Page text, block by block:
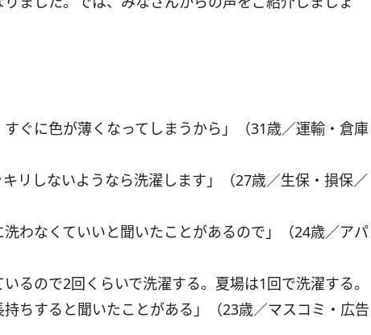
すぐに色が薄くなってしまうから」（31歳／運輸・倉庫
キリしないようなら洗濯します」（27歳／生保・損保／
洗わなくていいと聞いたことがあるので」（24歳／アパ
るので2回くらいで洗濯する。夏場は1回で洗濯する。
ちすると聞いたことがある」（23歳／マスコミ・広告